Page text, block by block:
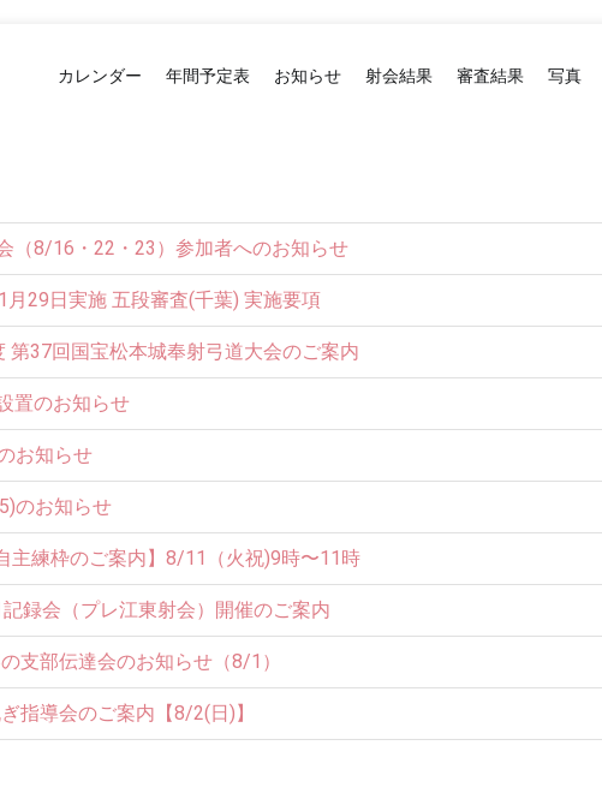
カレンダー 年間予定表 お知らせ 射会結果 審査結果 写真
（8/16・22・23）参加者へのお知らせ
月29日実施 五段審査(千葉) 実施要項
第37回国宝松本城奉射弓道大会のご案内
置のお知らせ
お知らせ
のお知らせ
主練枠のご案内】8/11（火祝)9時〜11時
録会（プレ江東射会）開催のご案内
支部伝達会のお知らせ（8/1）
指導会のご案内【8/2(日)】